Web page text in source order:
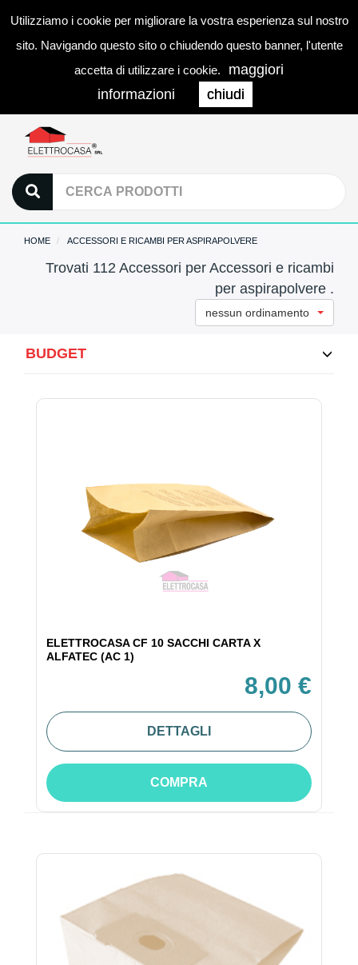
Utilizziamo i cookie per migliorare la vostra esperienza sul nostro
sito. Navigando questo sito o chiudendo questo banner, l'utente
accetta di utilizzare i cookie.
maggiori
informazioni
chiudi
0
HOME ACCESSORI E RICAMBI PER ASPIRAPOLVERE
Trovati 112 Accessori per Accessori e ricambi
per aspirapolvere .
nessun ordinamento
BUDGET
ELETTROCASA CF 10 SACCHI CARTA X
ALFATEC (AC 1)
8,00 €
DETTAGLI
COMPRA